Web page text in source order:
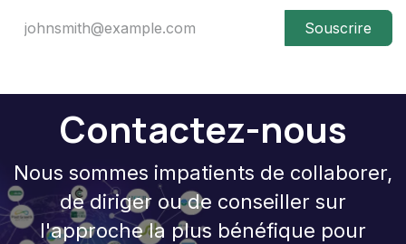
Souscrire
Contactez-nous​
Nous sommes impatients de collaborer,
de diriger ou de conseiller sur
l'approche la plus bénéfique pour